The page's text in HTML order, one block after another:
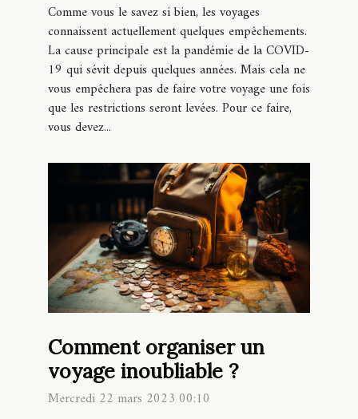
Comme vous le savez si bien, les voyages
connaissent actuellement quelques empêchements.
La cause principale est la pandémie de la COVID-
19 qui sévit depuis quelques années. Mais cela ne
vous empêchera pas de faire votre voyage une fois
que les restrictions seront levées. Pour ce faire,
vous devez...
Comment organiser un
voyage inoubliable ?
Mercredi 22 mars 2023 00:10